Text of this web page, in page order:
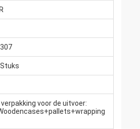
voor de uitvoer: